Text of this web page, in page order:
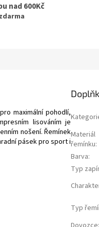
nad 600Kč
maximální pohodlí,
lisováním je
nošení. Řemínek
pásek pro sport i
Materiál
řemínku:
Barva:
Typ
Typ